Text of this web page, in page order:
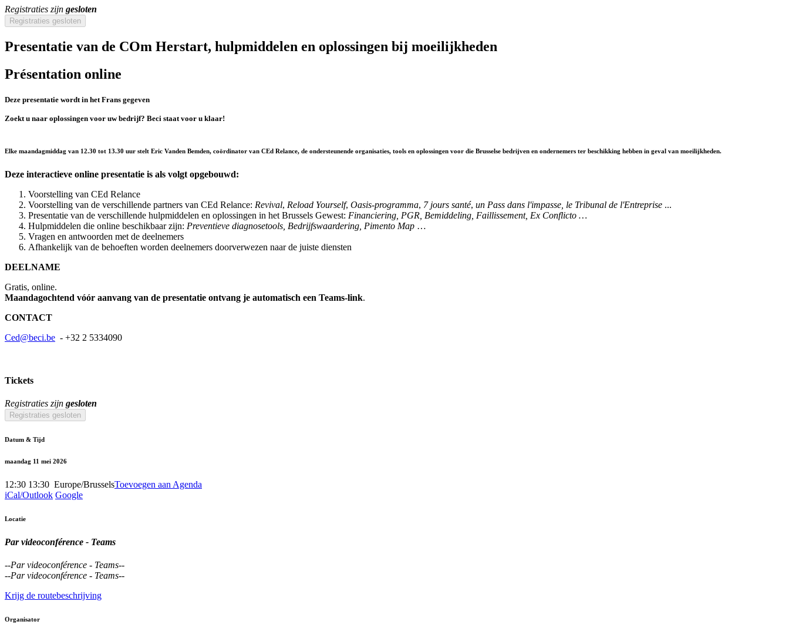
Registraties zijn gesloten
Registraties gesloten
Presentatie van de COm Herstart, hulpmiddelen en oplossingen bij moeilijkheden
Présentation online
Deze presentatie wordt in het Frans gegeven
Zoekt u naar oplossingen voor uw bedrijf? Beci staat voor u klaar!
Elke maandagmiddag van 12.30 tot 13.30 uur stelt Eric Vanden Bemden, coördinator van CEd Relance, de ondersteunende organisaties, tools en oplossingen voor die Brusselse bedrijven en ondernemers ter beschikking hebben in geval van moeilijkheden.
Deze interactieve online presentatie is als volgt opgebouwd:
Voorstelling van CEd Relance
Voorstelling van de verschillende partners van CEd Relance: Revival, Reload Yourself, Oasis-programma, 7 jours santé, un Pass dans l'impasse, le Tribunal de l'Entreprise ...
Presentatie van de verschillende hulpmiddelen en oplossingen in het Brussels Gewest: Financiering, PGR, Bemiddeling, Faillissement, Ex Conflicto …
Hulpmiddelen die online beschikbaar zijn: Preventieve diagnosetools, Bedrijfswaardering, Pimento Map …
Vragen en antwoorden met de deelnemers
Afhankelijk van de behoeften worden deelnemers doorverwezen naar de juiste diensten
DEELNAME
Gratis, online.
Maandagochtend vóór aanvang van de presentatie ontvang je automatisch een Teams-link.
CONTACT
Ced@beci.be - +32 2 5334090
Tickets
Registraties zijn gesloten
Registraties gesloten
Datum & Tijd
maandag 11 mei 2026
12:30 13:30 Europe/BrusselsToevoegen aan Agenda
iCal/Outlook Google
Locatie
Par videoconférence - Teams
--Par videoconférence - Teams--
--Par videoconférence - Teams--
Krijg de routebeschrijving
Organisator